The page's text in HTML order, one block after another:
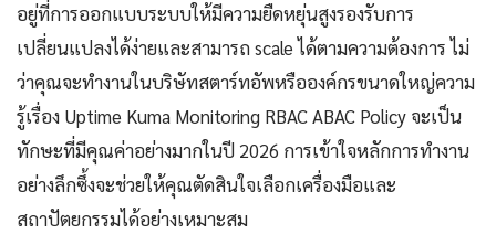
อยู่ที่การออกแบบระบบให้มีความยืดหยุ่นสูงรองรับการ
เปลี่ยนแปลงได้ง่ายและสามารถ scale ได้ตามความต้องการ ไม่
ว่าคุณจะทำงานในบริษัทสตาร์ทอัพหรือองค์กรขนาดใหญ่ความ
รู้เรื่อง Uptime Kuma Monitoring RBAC ABAC Policy จะเป็น
ทักษะที่มีคุณค่าอย่างมากในปี 2026 การเข้าใจหลักการทำงาน
อย่างลึกซึ้งจะช่วยให้คุณตัดสินใจเลือกเครื่องมือและ
สถาปัตยกรรมได้อย่างเหมาะสม